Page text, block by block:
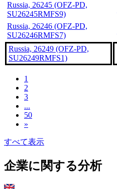
Russia, 26245 (OFZ-PD,
SU26245RMFS9)
Russia, 26246 (OFZ-PD,
SU26246RMFS7)
Russia, 26249 (OFZ-PD,
SU26249RMFS1)
1
2
3
...
50
»
すべて表示
企業に関する分析